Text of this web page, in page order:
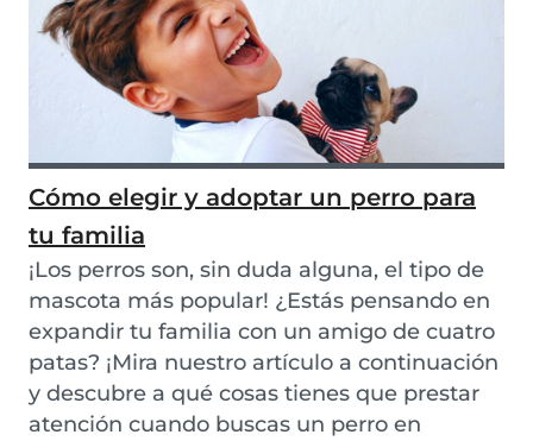
Cómo elegir y adoptar un perro para
tu familia
¡Los perros son, sin duda alguna, el tipo de
mascota más popular! ¿Estás pensando en
expandir tu familia con un amigo de cuatro
patas? ¡Mira nuestro artículo a continuación
y descubre a qué cosas tienes que prestar
atención cuando buscas un perro en